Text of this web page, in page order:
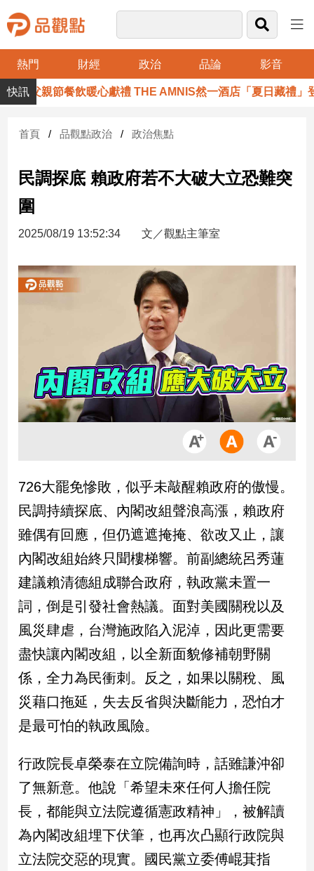
熱門 財經 政治 品論 影音
品
觀
財
台
財
新
產
經/
品
政
政
治
焦
觀
點
民
調
國
會
焦
點
觀
點
兩
岸/
國
際
父親節餐飲暖心獻禮 THE AMNIS然一酒店「夏日藏禮」登
首頁 品觀點政治 政治焦點
民調探底 賴政府若不大破大立恐難突
圍
2025/08/19 13:52:34 文／觀點主筆室
726大罷免慘敗，似乎未敲醒賴政府的傲慢。
民調持續探底、內閣改組聲浪高漲，賴政府
雖偶有回應，但仍遮遮掩掩、欲改又止，讓
內閣改組始終只聞樓梯響。前副總統呂秀蓮
建議賴清德組成聯合政府，執政黨未置一
詞，倒是引發社會熱議。面對美國關稅以及
風災肆虐，台灣施政陷入泥淖，因此更需要
盡快讓內閣改組，以全新面貌修補朝野關
係，全力為民衝刺。反之，如果以關稅、風
災藉口拖延，失去反省與決斷能力，恐怕才
是最可怕的執政風險。
行政院長卓榮泰在立院備詢時，話雖謙沖卻
了無新意。他說「希望未來任何人擔任院
長，都能與立法院遵循憲政精神」，被解讀
為內閣改組埋下伏筆，也再次凸顯行政院與
立法院交惡的現實。國民黨立委傅崐萁指